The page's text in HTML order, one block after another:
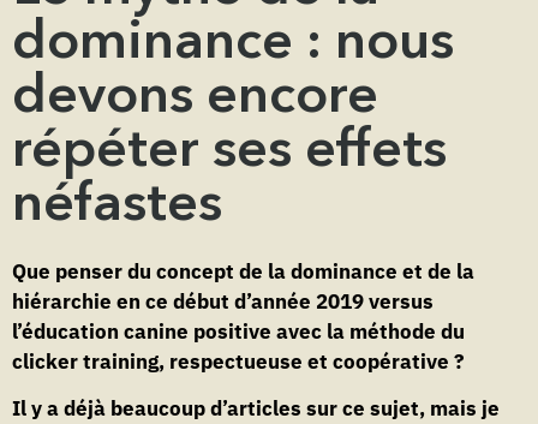
dominance : nous
devons encore
répéter ses effets
néfastes
Que penser du concept de la dominance et de la
hiérarchie en ce début d’année 2019 versus
l’éducation canine positive avec la méthode du
clicker training, respectueuse et coopérative ?
Il y a déjà beaucoup d’articles sur ce sujet, mais je